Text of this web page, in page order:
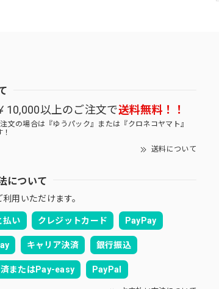
10,000以上のご注文で送料無料！！
文の場合は『ゆうパック』または『クロネコヤマト』
送料について
について
用いただけます。
払い クレジットカード PayPay
キャリア決済 銀行振込
またはPay-easy PayPal